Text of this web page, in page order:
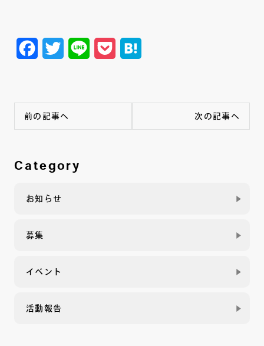
Facebook
TwitterLine Pocket
前の記事へ 次の記事へ
Category
お知らせ
募集
イベント
活動報告